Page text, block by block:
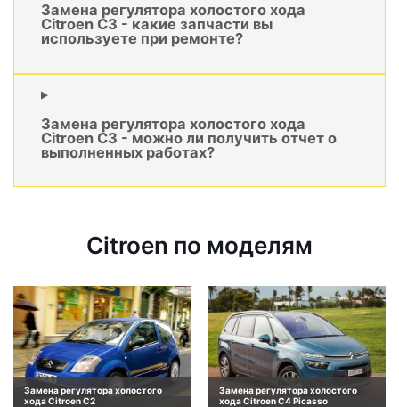
Замена регулятора холостого хода
Citroen C3 - какие запчасти вы
используете при ремонте?
Замена регулятора холостого хода
Citroen C3 - можно ли получить отчет о
выполненных работах?
Citroen по моделям
Замена регулятора холостого
хода Citroen C2
Замена регулятора холостого
хода Citroen C4 Picasso